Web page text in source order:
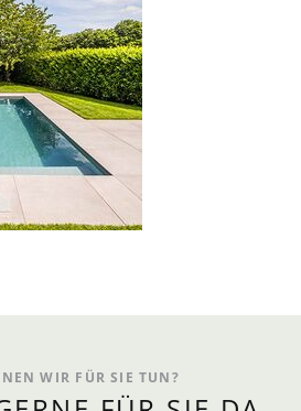
WIR FÜR SIE TUN?